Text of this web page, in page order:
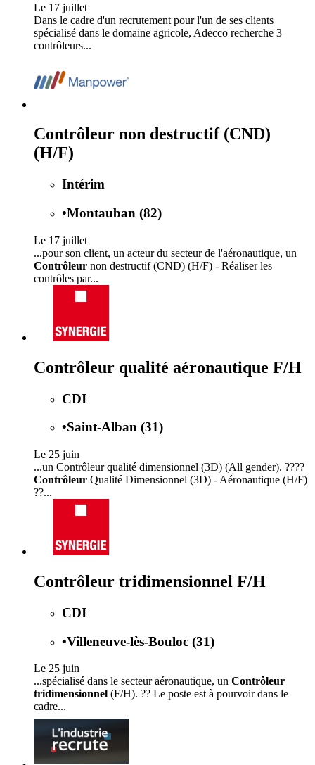
Le 17 juillet
Dans le cadre d'un recrutement pour l'un de ses clients
spécialisé dans le domaine agricole, Adecco recherche 3
contrôleurs...
Contrôleur non destructif (CND)
(H/F)
Intérim
•Montauban (82)
Le 17 juillet
...pour son client, un acteur du secteur de l'aéronautique, un
Contrôleur non destructif (CND) (H/F) - Réaliser les
contrôles par...
Contrôleur qualité aéronautique F/H
CDI
•Saint-Alban (31)
Le 25 juin
...un Contrôleur qualité dimensionnel (3D) (All gender). ????
Contrôleur Qualité Dimensionnel (3D) - Aéronautique (H/F)
??...
Contrôleur tridimensionnel F/H
CDI
•Villeneuve-lès-Bouloc (31)
Le 25 juin
...spécialisé dans le secteur aéronautique, un Contrôleur
tridimensionnel (F/H). ?? Le poste est à pourvoir dans le
cadre...